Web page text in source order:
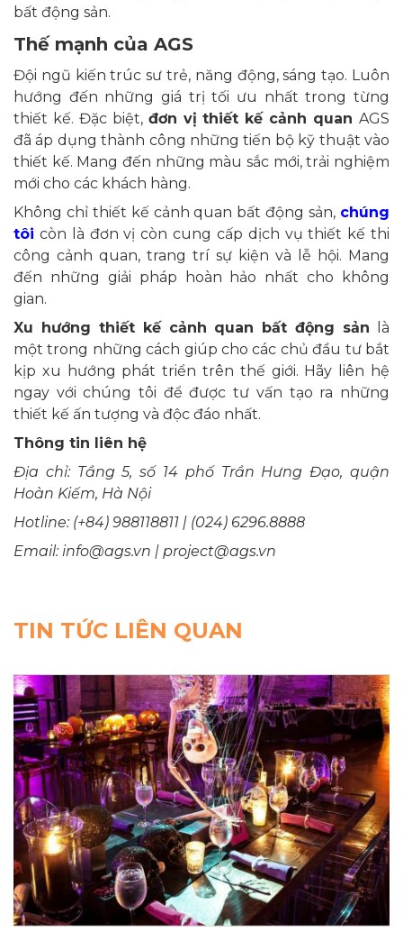
bất động sản.
Thế mạnh của AGS
Đội ngũ kiến trúc sư trẻ, năng động, sáng tạo. Luôn
hướng đến những giá trị tối ưu nhất trong từng
thiết kế. Đặc biệt, đơn vị thiết kế cảnh quanAGS
đã áp dụng thành công những tiến bộ kỹ thuật vào
thiết kế. Mang đến những màu sắc mới, trải nghiệm
mới cho các khách hàng.
Không chỉ thiết kế cảnh quan bất động sản, chúng
tôi còn là đơn vị còn cung cấp dịch vụ thiết kế thi
công cảnh quan, trang trí sự kiện và lễ hội. Mang
đến những giải pháp hoàn hảo nhất cho không
gian.
Xu hướng thiết kế cảnh quan bất động sản là
một trong những cách giúp cho các chủ đầu tư bắt
kịp xu hướng phát triển trên thế giới. Hãy liên hệ
ngay với chúng tôi để được tư vấn tạo ra những
thiết kế ấn tượng và độc đáo nhất.
Thông tin liên hệ
Địa chỉ: Tầng 5, số 14 phố Trần Hưng Đạo, quận
Hoàn Kiếm, Hà Nội
Hotline: (+84) 988118811 | (024) 6296.8888
Email: info@ags.vn | project@ags.vn
TIN TỨC LIÊN QUAN